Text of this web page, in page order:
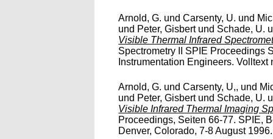
Arnold, G. undCarsenty, U. und
und Peter, Gisbertund Schade, U.
Visible Thermal Infrared
Spectrometry II SPIE Proceedings
Instrumentation Engineers. Volltext
Arnold, G. undCarsenty, U,, und
und Peter, Gisbertund Schade, U.
Visible Infrared Thermal Imaging
Proceedings, Seiten 66-77. SPIE,
Denver, Colorado, 7-8 August